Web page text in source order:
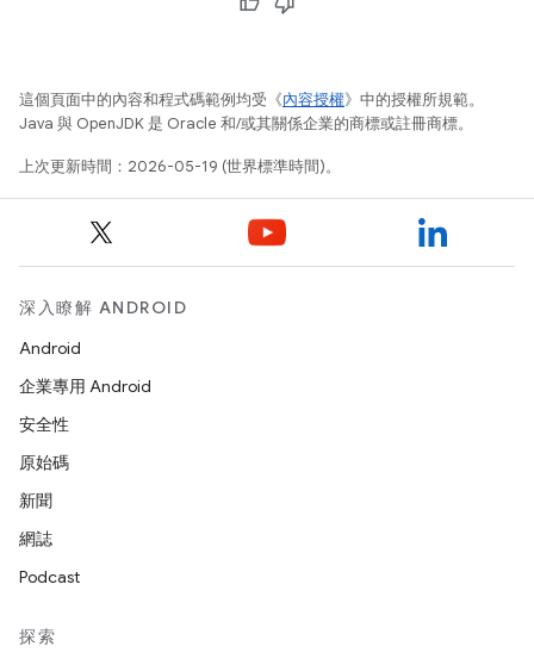
這個頁面中的內容和程式碼範例均受《內容授權》中的授權所規範。
Java 與 OpenJDK 是 Oracle 和/或其關係企業的商標或註冊商標。
上次更新時間：2026-05-19 (世界標準時間)。
深入瞭解 ANDROID
Android
企業專用 Android
安全性
原始碼
新聞
網誌
Podcast
探索